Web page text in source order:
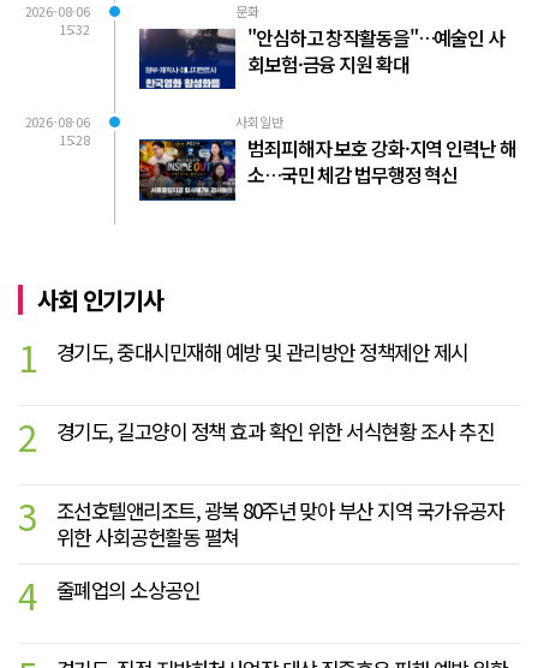
2026-08-06
15:32
문화
"안심하고 창작활동을"…예술인 사
회보험·금융 지원 확대
2026-08-06
15:28
사회일반
범죄피해자 보호 강화·지역 인력난 해
소…국민 체감 법무행정 혁신
사회 인기기사
1 경기도, 중대시민재해 예방 및 관리방안 정책제안 제시
2 경기도, 길고양이 정책 효과 확인 위한 서식현황 조사 추진
3
조선호텔앤리조트, 광복 80주년 맞아 부산 지역 국가유공자
위한 사회공헌활동 펼쳐
4 줄폐업의 소상공인